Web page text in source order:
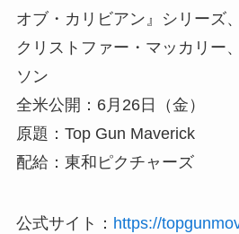
オブ・カリビアン』シリーズ
クリストファー・マッカリー
ソン
全米公開：6月26日（金）
原題：Top Gun Maverick
配給：東和ピクチャーズ
公式サイト： https://